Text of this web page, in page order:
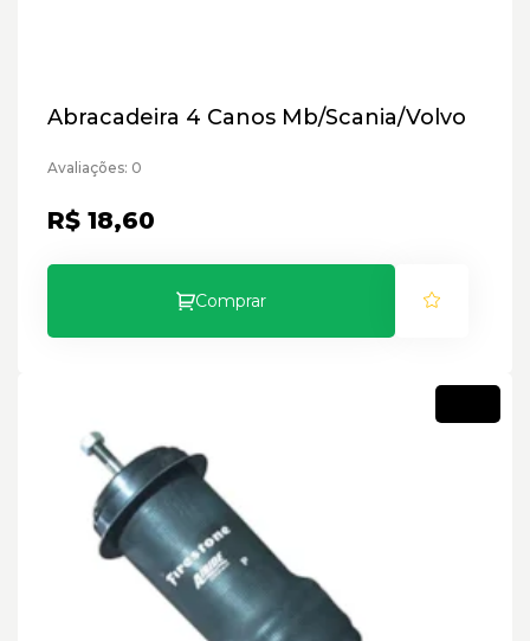
Abracadeira 4 Canos Mb/Scania/Volvo
Avaliações: 0
R$ 18,60
Comprar